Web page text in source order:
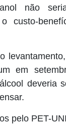
não
custo-
em
deveria
pelo PET-